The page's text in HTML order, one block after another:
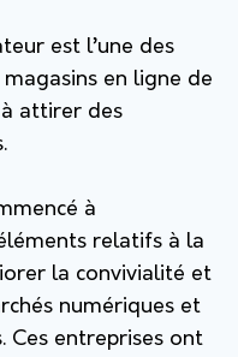
est l’une des
en ligne de
attirer des
à
relatifs à la
la convivialité et
numériques et
Ces entreprises ont